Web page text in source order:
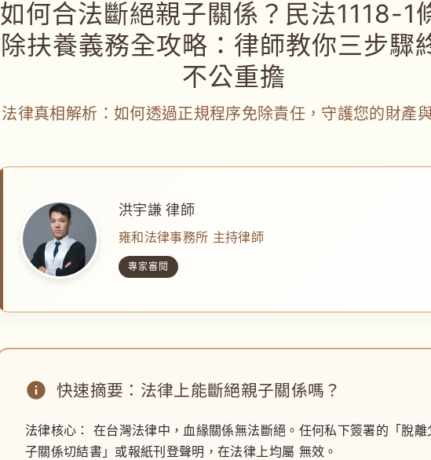
如何合法斷絕親子關係？民法1118-1
除扶養義務全攻略：律師教你三步驟
不公重擔
法律真相解析：如何透過正規程序免除責任，守護您的財產
洪宇謙 律師
雍和法律事務所 主持律師
專家審閱
快速摘要：法律上能斷絕親子關係嗎？
法律核心： 在台灣法律中， 血緣關係無法斷絕 。任何私下簽署的「脫離
子關係切結書」或報紙刊登聲明，在法律上均屬 無效 。